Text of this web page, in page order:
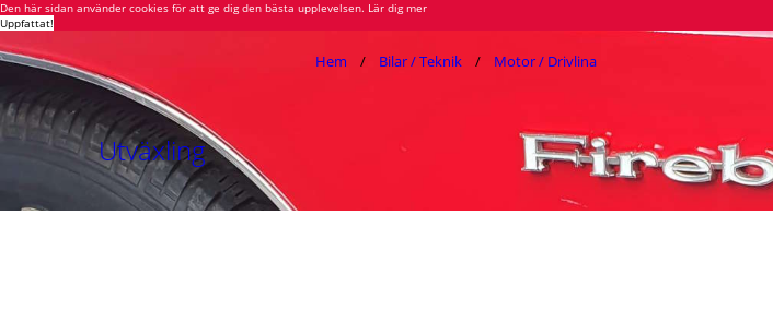
Den här sidan använder cookies för att ge dig den bästa upplevelsen. Lär dig mer
Uppfattat!
Hem Bilar / Teknik Motor / Drivlina
Utväxling